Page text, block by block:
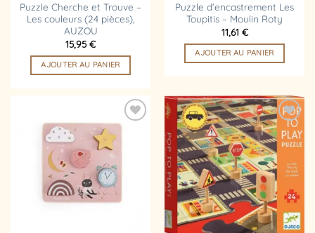
Puzzle Cherche et Trouve –
Les couleurs (24 pièces),
AUZOU
15,95€
AJOUTER AU PANIER
Puzzle d’encastrement Les
Toupitis – Moulin Roty
11,61 €
AJOUTER AU PANIER
Ajouter
à la
liste
d’envies